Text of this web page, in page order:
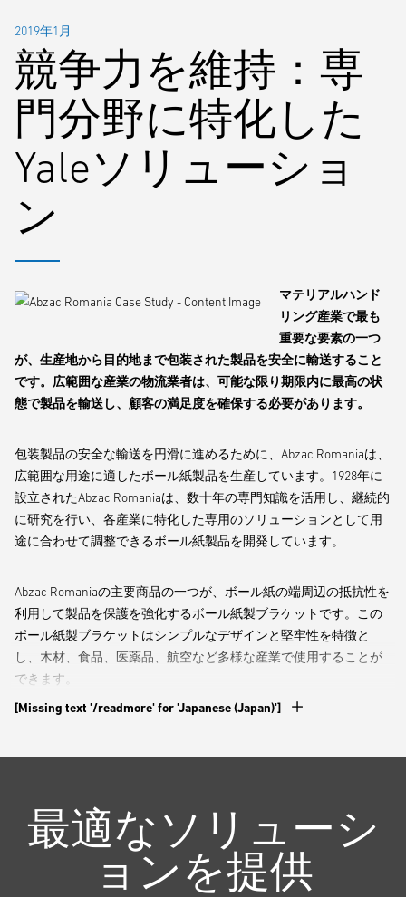
2019年1月
競争力を維持：専
門分野に特化した
Yaleソリューショ
ン
マテリアルハンド
リング産業で最も
重要な要素の一つ
が、生産地から目的地まで包装された製品を安全に輸送すること
です。広範囲な産業の物流業者は、可能な限り期限内に最高の状
態で製品を輸送し、顧客の満足度を確保する必要があります。
包装製品の安全な輸送を円滑に進めるために、Abzac Romaniaは、
広範囲な用途に適したボール紙製品を生産しています。1928年に
設立されたAbzac Romaniaは、数十年の専門知識を活用し、継続的
に研究を行い、各産業に特化した専用のソリューションとして用
途に合わせて調整できるボール紙製品を開発しています。
Abzac Romaniaの主要商品の一つが、ボール紙の端周辺の抵抗性を
利用して製品を保護を強化するボール紙製ブラケットです。この
ボール紙製ブラケットはシンプルなデザインと堅牢性を特徴と
し、木材、食品、医薬品、航空など多様な産業で使用することが
できます。
同社が提供するすべてのソリューションは、大型ボール紙が巻か
れて状態から生産を開始し、ルーマニア、プロイェシュティの倉
庫に配送されます。1日当たり20～25のボール紙製芯を取り扱い、
[Missing text '/readmore' for 'Japanese (Japan)']
最適なソリューシ
ョンを提供